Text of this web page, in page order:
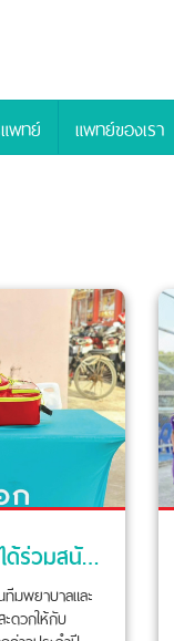
พทย์ แพทย์ของเรา
รพ.บางปะกอกสมุทรปราการ ได้ร่วมสนับสนุนทีมพยาบาลและรถ Ambulance
มพยาบาลและ
ดวกให้กับ